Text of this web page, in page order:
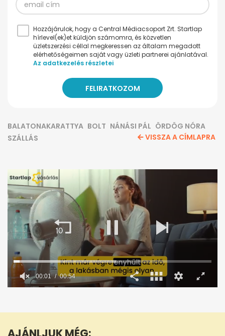
Hozzájárulok, hogy a Central Médiacsoport Zrt. Startlap
hírlevel(ek)et küldjön számomra, és közvetlen
üzletszerzési céllal megkeressen az általam megadott
elérhetőségeimen saját vagy üzleti partnerei ajánlatával.
Az adatkezelés részletei
BALATONAKARATTYA BOLT NÁNÁSI PÁL ÖRDÖG NÓRA
SZÁLLÁS
VISSZA A CÍMLAPRA
54
00:02 00:54